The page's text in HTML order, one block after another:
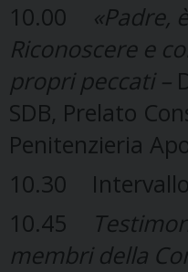
10.00 «Padre,
Riconoscere e
propri peccati –
SDB, Prelato
Penitenzieria
10.30 Intervallo
10.45
membri della